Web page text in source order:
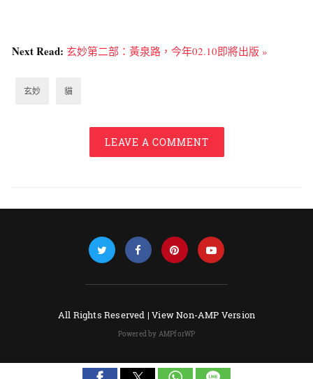
Next Read: 玄妙第二部：黃泉路，今年02.10即將出版 »
玄妙 貓
LEAVE A COMMENT
All Rights Reserved |View Non-AMP Version
Powered by AMPforWP